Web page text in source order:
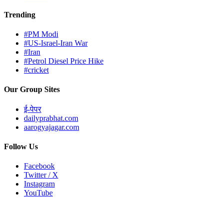
Trending
#PM Modi
#US-Israel-Iran War
#Iran
#Petrol Diesel Price Hike
#cricket
Our Group Sites
ई-पेपर
dailyprabhat.com
aarogyajagar.com
Follow Us
Facebook
Twitter / X
Instagram
YouTube